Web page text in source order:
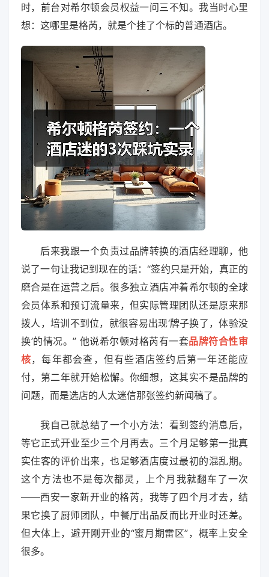
时，前台对希尔顿会员权益一问三不知。我当时心里
想：这哪里是格芮，就是个挂了个标的普通酒店。
后来我跟一个负责过品牌转换的酒店经理聊，他
说了一句让我记到现在的话：“签约只是开始，真正的
磨合是在运营之后。很多独立酒店冲着希尔顿的全球
会员体系和预订流量来，但实际管理团队还是原来那
拨人，培训不到位，就很容易出现‘牌子换了，体验没
换’的情况。” 他说希尔顿对格芮有一套品牌符合性审
核，每年都会查，但有些酒店签约后第一年还能应
付，第二年就开始松懈。你细想，这其实不是品牌的
问题，而是选店的人太迷信那张签约新闻稿了。
我自己就总结了一个小方法：看到签约消息后，
等它正式开业至少三个月再去。三个月足够第一批真
实住客的评价出来，也足够酒店度过最初的混乱期。
这个方法也不是每次都灵，上个月我就翻车了一次
——西安一家新开业的格芮，我等了四个月才去，结
果它换了厨师团队，中餐厅出品反而比开业时还差。
但大体上，避开刚开业的“蜜月期雷区”，概率上安全
很多。